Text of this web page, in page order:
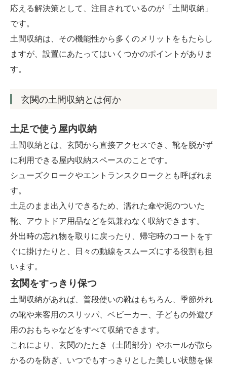
ブログ
会社案内
応える解決策として、注目されているのが「土間収納」
です。
土間収納は、その機能性から多くのメリットをもたらし
ますが、設置にあたってはいくつかのポイントがありま
す。
玄関の土間収納とは何か
土足で使う屋内収納
土間収納とは、玄関から直接アクセスでき、靴を脱がず
に利用できる屋内収納スペースのことです。
シューズクロークやエントランスクロークとも呼ばれま
す。
土足のまま出入りできるため、濡れた傘や泥のついた
靴、アウトドア用品などを気兼ねなく収納できます。
外出時の忘れ物を取りに戻ったり、帰宅時のコートをす
ぐに掛けたりと、日々の動線をスムーズにする役割も担
います。
玄関をすっきり保つ
土間収納があれば、普段使いの靴はもちろん、季節外れ
の靴や来客用のスリッパ、ベビーカー、子どもの外遊び
用のおもちゃなどをすべて収納できます。
これにより、玄関のたたき（土間部分）やホールが散ら
かるのを防ぎ、いつでもすっきりとした美しい状態を保